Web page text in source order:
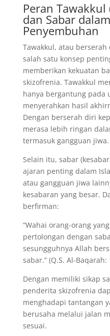
Peran
dan Sabar
Penyembuhan
Tawakkul, atau
salah satu konsep
memberikan kekuatan
skizofrenia. Tawakkul
hanya bergantung pada
menyerahkan hasil
Dengan berserah diri
merasa lebih ringan
termasuk gangguan jiwa.
Selain itu, sabar
ajaran penting dalam
atau gangguan jiwa
kesabaran yang besar.
berfirman:
“Wahai orang-orang
pertolongan dengan
sesungguhnya Allah
sabar.” (Q.S. Al-Baqarah:
Dengan memiliki sikap
penderita skizofrenia
menghadapi tantangan
berusaha melalui jalan
sesuai.